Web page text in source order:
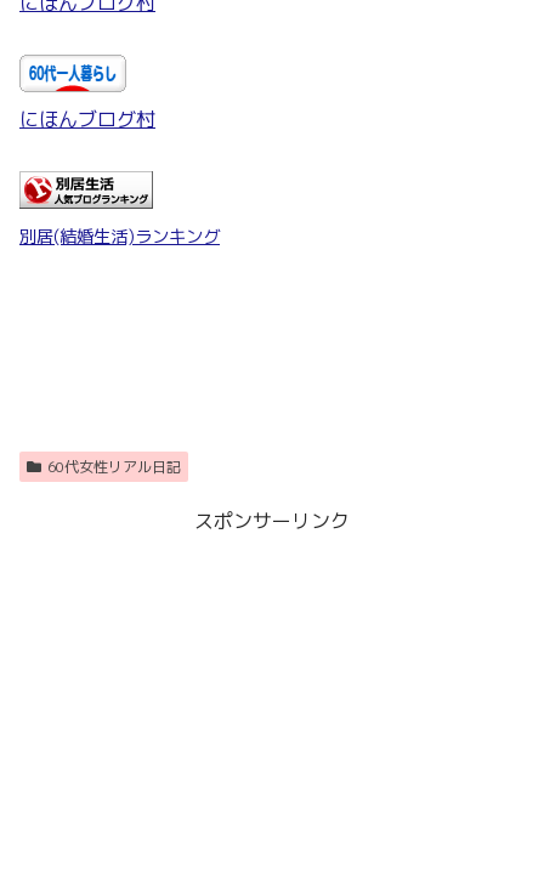
にほんブログ村
別居(結婚生活)ランキング
60代女性リアル日記
スポンサーリンク